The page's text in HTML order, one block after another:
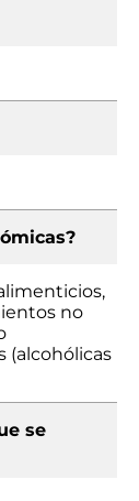
no
(alcohólicas
se